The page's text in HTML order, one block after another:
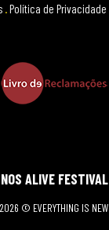
.Política de Privacidade
NOS ALIVE FESTIVAL
2026 © EVERYTHING IS NEW